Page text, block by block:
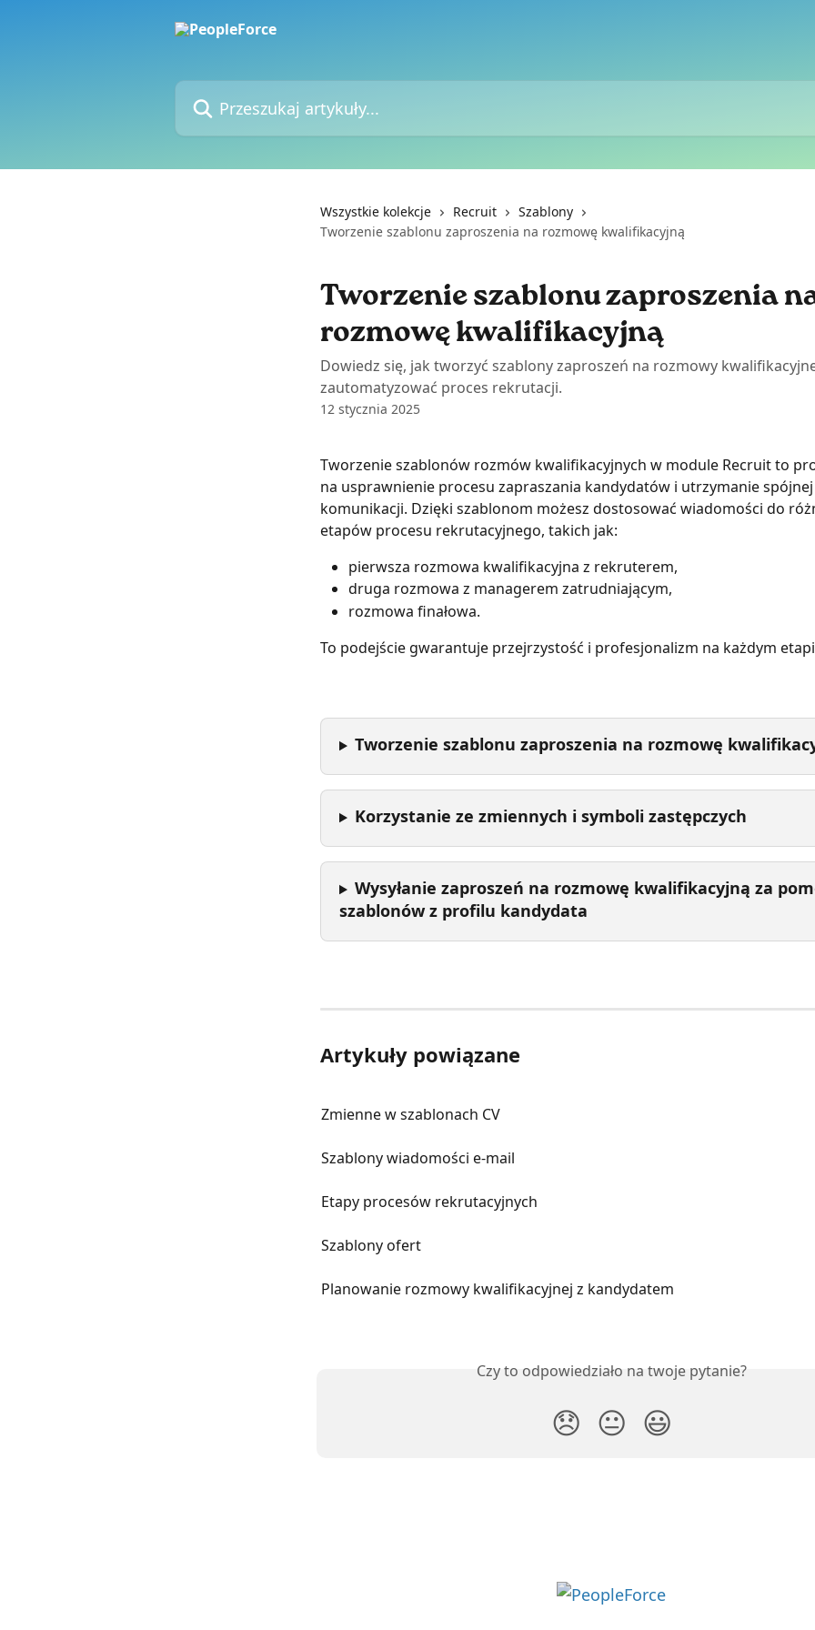
Przeszukaj artykuły...
Wszystkie kolekcje Recruit
Szablony
Tworzenie szablonu zaproszenia na rozmowę kwalifikacyjną
Tworzenie szablonu zaproszenia
rozmowę kwalifikacyjną
Dowiedz się, jak tworzyć szablony zaproszeń na rozmowy
zautomatyzować proces rekrutacji.
12 stycznia 2025
Tworzenie szablonów rozmów kwalifikacyjnych w module Recruit to
na usprawnienie procesu zapraszania kandydatów i utrzymanie
komunikacji. Dzięki szablonom możesz dostosować wiadomości do
etapów procesu rekrutacyjnego, takich jak:
pierwsza rozmowa kwalifikacyjna z rekruterem,
druga rozmowa z managerem zatrudniającym,
rozmowa finałowa.
To podejście gwarantuje przejrzystość i profesjonalizm na każdym
Tworzenie szablonu zaproszenia na rozmowę
Korzystanie ze zmiennych i symboli zastępczych
Wysyłanie zaproszeń na rozmowę kwalifikacyjną za
szablonów z profilu kandydata
Artykuły powiązane
Zmienne w szablonach CV
Szablony wiadomości e-mail
Etapy procesów rekrutacyjnych
Szablony ofert
Planowanie rozmowy kwalifikacyjnej z kandydatem
Czy to odpowiedziało na twoje pytanie?
😞 😐 😃